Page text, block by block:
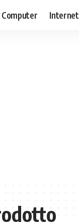
Computer Internet